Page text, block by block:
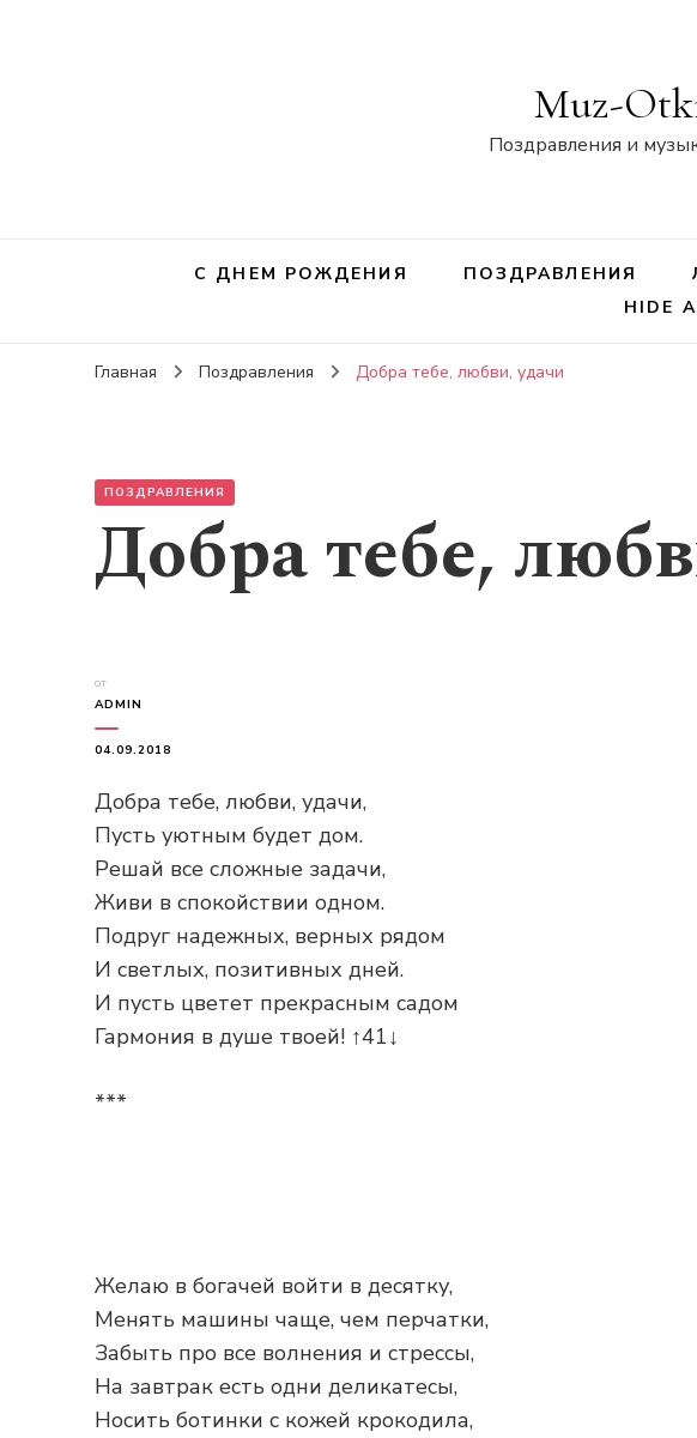
Muz-
Поздравления и
С ДНЕМ РОЖДЕНИЯ ПОЗДРАВЛЕНИЯ
HIDE
Главная Поздравления Добра тебе, любви, удачи
ПОЗДРАВЛЕНИЯ
Добра тебе,
от
ADMIN
04.09.2018
Добра тебе, любви, удачи,
Пусть уютным будет дом.
Решай все сложные задачи,
Живи в спокойствии одном.
Подруг надежных, верных рядом
И светлых, позитивных дней.
И пусть цветет прекрасным садом
Гармония в душе твоей! ↑41↓
***
Желаю в богачей войти в десятку,
Менять машины чаще, чем перчатки,
Забыть про все волнения и стрессы,
На завтрак есть одни деликатесы,
Носить ботинки с кожей крокодила,